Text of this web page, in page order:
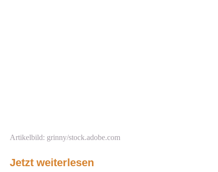
Artikelbild: grinny/stock.adobe.com
Jetzt weiterlesen